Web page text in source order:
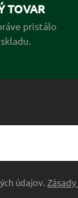
TOVAR
pristálo
údajov.